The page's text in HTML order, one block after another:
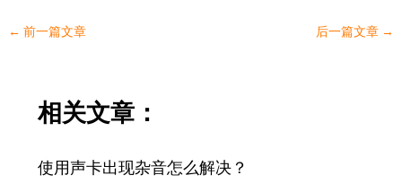
← 前一篇文章 后一篇文章 →
相关文章：
使用声卡出现杂音怎么解决？